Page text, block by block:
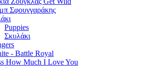
Σφουγγαράκης
Puppies
Σκυλάκι
- Battle Royal
How Much I Love You